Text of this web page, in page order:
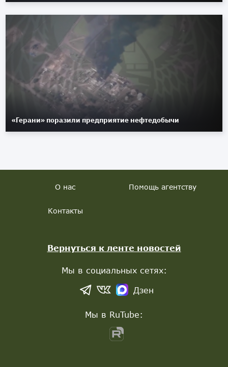
«Герани» поразили предприятие нефтедобычи
О нас Помощь агентству
Контакты
Вернуться к ленте новостей
Мы в социальных сетях:
Дзен
Мы в RuTube: